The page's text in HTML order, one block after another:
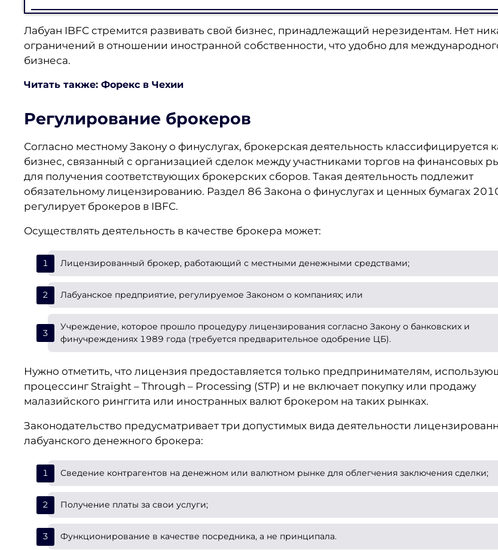
Лабуан IBFC стремится развивать свой бизнес, принадлежащий нерезидентам. Нет
ограничений в отношении иностранной собственности, что удобно для
бизнеса.
Читать также: Форекс в Чехии
Регулирование брокеров
Согласно местному Закону о финуслугах, брокерская деятельность классифицируется
бизнес, связанный с организацией сделок между участниками торгов на финансовых
для получения соответствующих брокерских сборов. Такая деятельность подлежит
обязательному лицензированию. Раздел 86 Закона о финуслугах и ценных бумагах
регулирует брокеров в IBFC.
Осуществлять деятельность в качестве брокера может:
Лицензированный брокер, работающий с местными денежными средствами;
Лабуанское предприятие, регулируемое Законом о компаниях; или
Учреждение, которое прошло процедуру лицензирования согласно Закону о банковских и
финучреждениях 1989 года (требуется предварительное одобрение ЦБ).
Нужно отметить, что лицензия предоставляется только предпринимателям,
процессинг Straight – Through – Processing (STP) и не включает покупку или продажу
малазийского ринггита или иностранных валют брокером на таких рынках.
Законодательство предусматривает три допустимых вида деятельности
лабуанского денежного брокера:
Сведение контрагентов на денежном или валютном рынке для облегчения заключения сделки;
Получение платы за свои услуги;
Функционирование в качестве посредника, а не принципала.